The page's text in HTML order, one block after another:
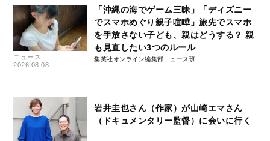
ニュース
2026.08.08
「沖縄の海でゲーム三昧」「ディズニー
でスマホめぐり親子喧嘩」旅先でスマホ
を手放さない子ども、親はどうする？ 親
も見直したい3つのルール
集英社オンライン編集部ニュース班
岩井圭也さん（作家）が山崎エマさん
（ドキュメンタリー監督）に会いに行く